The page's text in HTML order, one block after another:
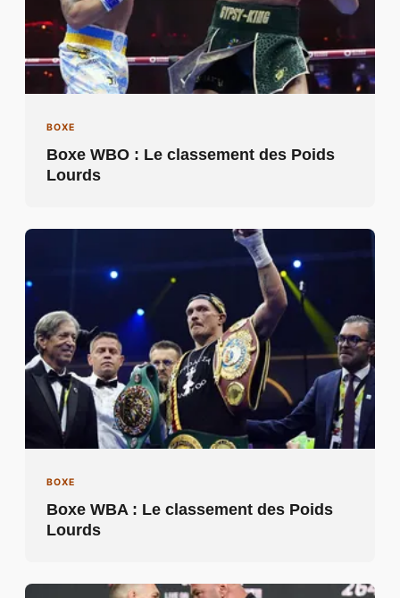
BOXE
Boxe WBO : Le classement des Poids
Lourds
BOXE
Boxe WBA : Le classement des Poids
Lourds